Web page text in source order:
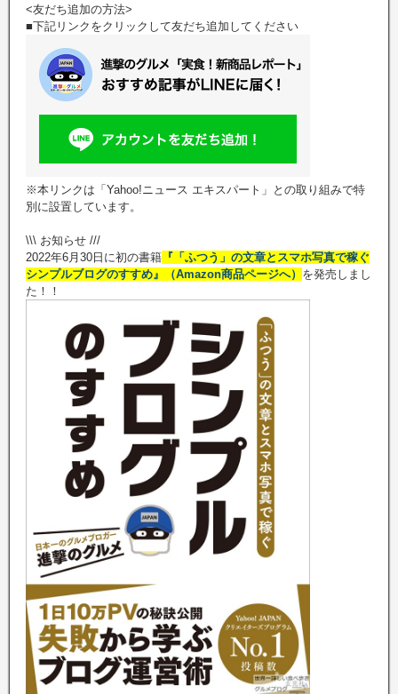
<友だち追加の方法>
■下記リンクをクリックして友だち追加してください
※本リンクは「Yahoo!ニュース エキスパート」との取り組みで特
別に設置しています。
\\\ お知らせ ///
2022年6月30日に初の書籍 『「ふつう」の文章とスマホ写真で稼ぐ
シンプルブログのすすめ』（Amazon商品ページへ） を発売しまし
た！！